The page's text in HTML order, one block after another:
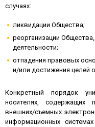
случаях:
ликвидации Общества;
реорганизации
деятельности;
отпадения правовых
и/или достижения целей
Конкретный порядок
носителях,
внешних/съемных
информационных